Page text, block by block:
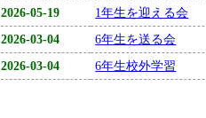
2026-05-19
1年生を迎える会
2026-03-04
6年生を送る会
2026-03-04
6年生校外学習